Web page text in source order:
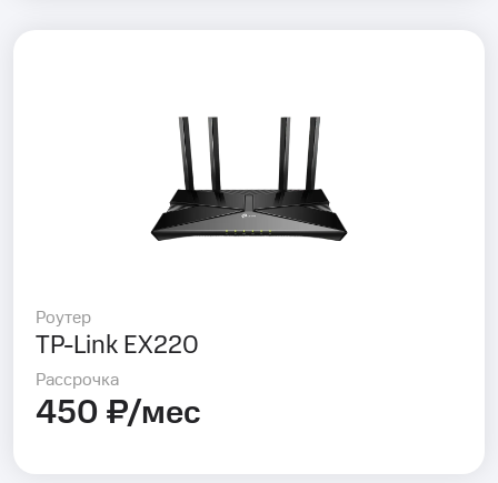
Роутер
TP-Link EX220
Рассрочка
450 ₽/мес